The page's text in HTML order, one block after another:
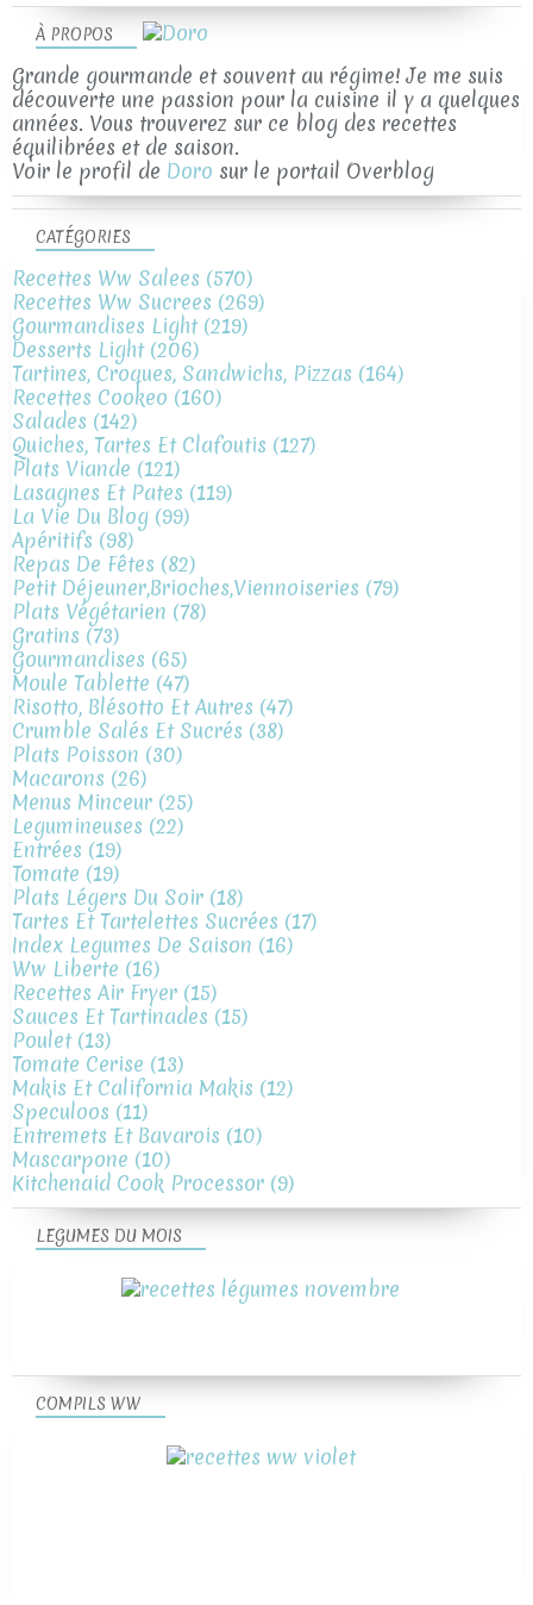
À PROPOS
Grande gourmande et souvent au régime! Je me suis
découverte une passion pour la cuisine il y a quelques
années. Vous trouverez sur ce blog des recettes
équilibrées et de saison.
Voir le profil de Doro sur le portail Overblog
CATÉGORIES
Recettes Ww Salees (570)
Recettes Ww Sucrees (269)
Gourmandises Light(219)
Desserts Light(206)
Tartines, Croques, Sandwichs, Pizzas (164)
Recettes Cookeo (160)
Salades (142)
Quiches, Tartes Et Clafoutis (127)
Plats Viande (121)
Lasagnes Et Pates (119)
La Vie Du Blog (99)
Apéritifs (98)
Repas De Fêtes (82)
Petit Déjeuner,brioches,viennoiseries (79)
Plats Végétarien (78)
Gratins (73)
Gourmandises (65)
Moule Tablette (47)
Risotto, Blésotto Et Autres (47)
Crumble Salés Et Sucrés (38)
Plats Poisson (30)
Macarons (26)
Menus Minceur (25)
Legumineuses (22)
Entrées (19)
Tomate (19)
Plats Légers Du Soir (18)
Tartes Et Tartelettes Sucrées (17)
Index Legumes De Saison (16)
Ww Liberte (16)
Recettes Air Fryer (15)
Sauces Et Tartinades (15)
Poulet(13)
Tomate Cerise (13)
Makis Et California Makis (12)
Speculoos (11)
Entremets Et Bavarois (10)
Mascarpone (10)
Kitchenaid Cook Processor (9)
LEGUMES DU MOIS
COMPILS WW